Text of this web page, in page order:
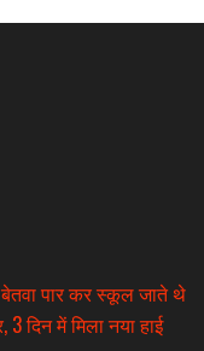
बेतवा पार कर स्कूल जाते थे
3 दिन में मिला नया हाई